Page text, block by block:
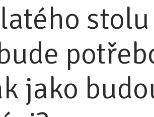
stolu
jako